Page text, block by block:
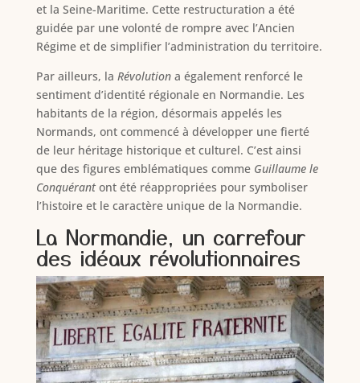
et la Seine-Maritime. Cette restructuration a été
guidée par une volonté de rompre avec l’Ancien
Régime et de simplifier l’administration du territoire.
Par ailleurs, la Révolutiona également renforcé le
sentiment d’identité régionale en Normandie. Les
habitants de la région, désormais appelés les
Normands, ont commencé à développer une fierté
de leur héritage historique et culturel. C’est ainsi
que des figures emblématiques comme Guillaume le
Conquérantont été réappropriées pour symboliser
l’histoire et le caractère unique de la Normandie.
La Normandie, un carrefour
des idéaux révolutionnaires